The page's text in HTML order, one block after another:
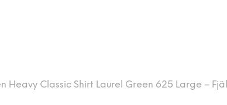
Heavy Classic Shirt Laurel Green 625 Large –